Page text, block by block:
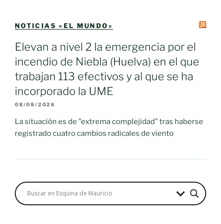
NOTICIAS «EL MUNDO»
Elevan a nivel 2 la emergencia por el
incendio de Niebla (Huelva) en el que
trabajan 113 efectivos y al que se ha
incorporado la UME
08/08/2026
La situación es de "extrema complejidad" tras haberse
registrado cuatro cambios radicales de viento